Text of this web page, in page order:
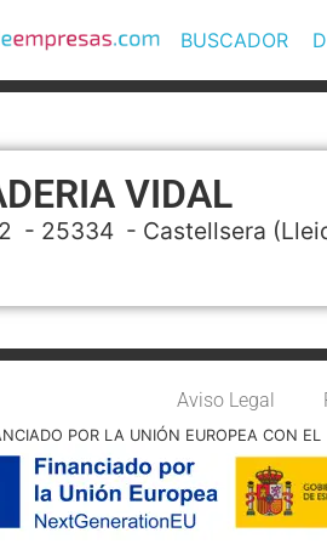
BUSCADOR
VIDAL
- 25334 - Castellsera
Aviso Legal
POR LA UNIÓN EUROPEA CON